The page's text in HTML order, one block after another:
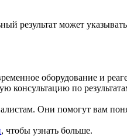
результат может
оборудование и
консультацию по
Они помогут вам
, чтобы узнать больше.